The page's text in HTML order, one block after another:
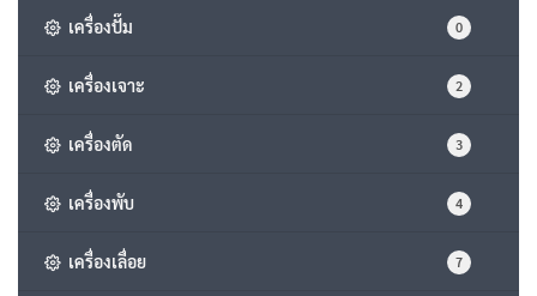
เครื่องปั๊ม 0
เครื่องเจาะ 2
เครื่องตัด 3
เครื่องพับ 4
เครื่องเลื่อย 7